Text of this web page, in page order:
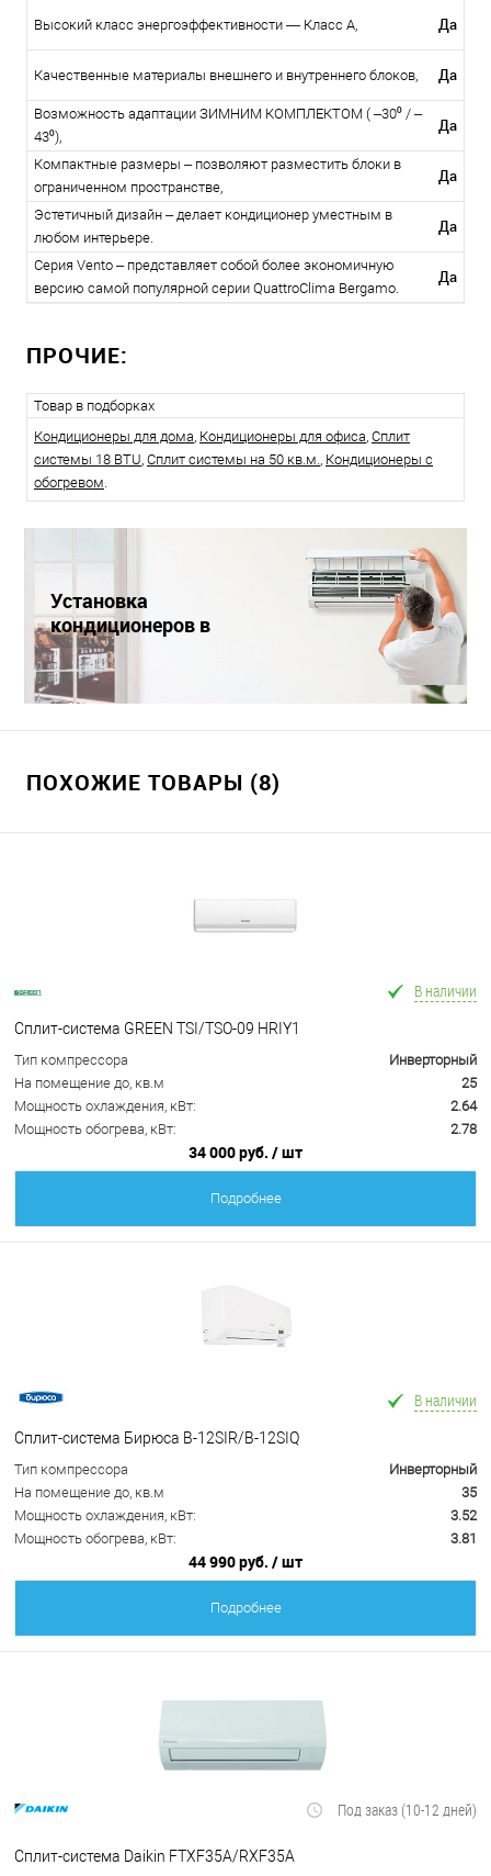
Высокий класс энергоэффективности — Класс A, Да
Качественные материалы внешнего и внутреннего блоков, Да
Возможность адаптации ЗИМНИМ КОМПЛЕКТОМ ( –30⁰ / –
43⁰),
Да
Компактные размеры – позволяют разместить блоки в
ограниченном пространстве,
Да
Эстетичный дизайн – делает кондиционер уместным в
любом интерьере.
Да
Серия Vento – представляет собой более экономичную
версию самой популярной серии QuattroClima Bergamo.
Да
ПРОЧИЕ:
Товар в подборках
Кондиционеры для дома, Кондиционеры для офиса, Сплит
системы 18 BTU, Сплит системы на 50 кв.м., Кондиционеры с
обогревом.
Установка
кондиционеров в
Краснодаре
ПОХОЖИЕ ТОВАРЫ (8)
В наличии
Сплит-система GREEN TSI/TSO-09 HRIY1
Тип компрессора
Инверторный
На помещение до, кв.м
25
Мощность охлаждения, кВт:
2.64
Мощность обогрева, кВт:
2.78
34 000 руб. / шт
Подробнее
В наличии
Сплит-система Бирюса B-12SIR/B-12SIQ
Тип компрессора
Инверторный
На помещение до, кв.м
35
Мощность охлаждения, кВт:
3.52
Мощность обогрева, кВт:
3.81
44 990 руб. / шт
Подробнее
Под заказ (10-12 дней)
Сплит-система Daikin FTXF35A/RXF35A